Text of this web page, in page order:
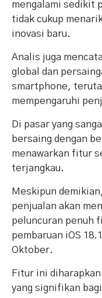
mengalami sedikit
tidak cukup
inovasi baru.
Analis juga
global dan
smartphone,
mempengaruhi
Di pasar yang
bersaing dengan
menawarkan fitur
terjangkau.
Meskipun
penjualan akan
peluncuran penuh
pembaruan iOS
Oktober.
Fitur ini
yang signifikan